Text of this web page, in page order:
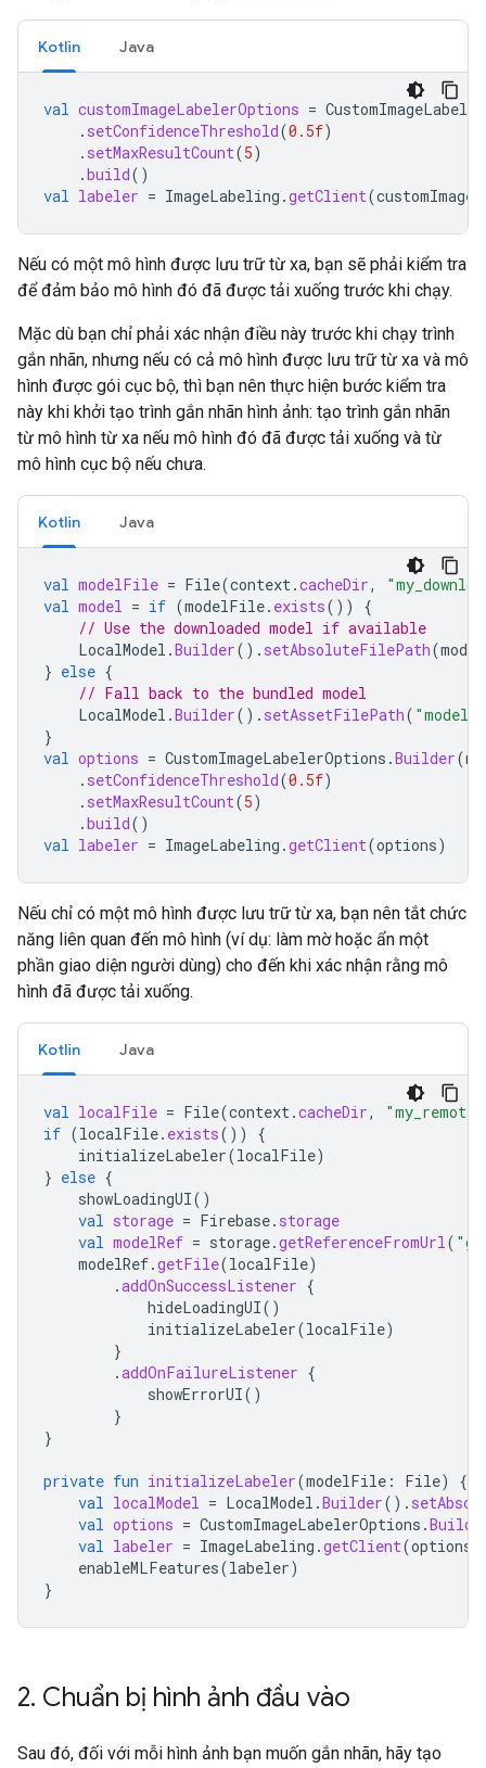
Kotlin Java
val customImageLabelerOptions =
. setConfidenceThreshold(0.5f)
. setMaxResultCount(5)
.build()
val labeler = ImageLabeling .getClient(
Nếu có một mô hình được lưu trữ từ xa, bạn sẽ phải kiểm tra
để đảm bảo mô hình đó đã được tải xuống trước khi chạy.
Mặc dù bạn chỉ phải xác nhận điều này trước khi chạy trình
gắn nhãn, nhưng nếu có cả mô hình được lưu trữ từ xa và mô
hình được gói cục bộ, thì bạn nên thực hiện bước kiểm tra
này khi khởi tạo trình gắn nhãn hình ảnh: tạo trình gắn nhãn
từ mô hình từ xa nếu mô hình đó đã được tải xuống và từ
mô hình cục bộ nếu chưa.
Kotlin Java
val modelFile = File(context.cacheDir,
val model = if (modelFile. exists())
{
// Use the downloaded model if available
LocalModel .Builder(). setAbsoluteFilePath(
} else {
// Fall back to the bundled model
LocalModel .Builder(). setAssetFilePath(
}
val options = CustomImageLabelerOptions .Builder(
. setConfidenceThreshold(0.5f)
. setMaxResultCount(5)
.build()
val labeler = ImageLabeling .getClient(options)
Nếu chỉ có một mô hình được lưu trữ từ xa, bạn nên tắt chức
năng liên quan đến mô hình (ví dụ: làm mờ hoặc ẩn một
phần giao diện người dùng) cho đến khi xác nhận rằng mô
hình đã được tải xuống.
Kotlin Java
val localFile = File(context.cacheDir,
if (localFile. exists())
{
initializeLabeler(localFile)
} else {
showLoadingUI()
val storage = Firebase. storage
val modelRef = storage.getReferenceFromUrl(
modelRef.getFile(localFile)
.addOnSuccessListener {
hideLoadingUI()
initializeLabeler(localFile)
}
.addOnFailureListener {
showErrorUI()
}
}
private fun initializeLabeler(modelFile : File)
{
val localModel = LocalModel .Builder().
val options = CustomImageLabelerOptions .
val labeler = ImageLabeling .getClient(options
enableMLFeatures(labeler)
}
2. Chuẩn bị hình ảnh đầu vào
Sau đó, đối với mỗi hình ảnh bạn muốn gắn nhãn, hãy tạo